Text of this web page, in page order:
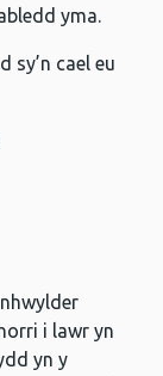
yma.
sy’n cael eu
i lawr yn
yn y